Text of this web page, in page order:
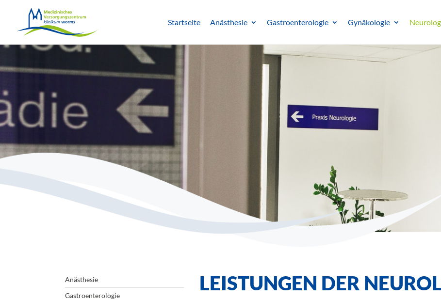
Startseite Anästhesie Gastroenterologie Gynäkologie
Anästhesie
Gastroenterologie
LEISTUNGEN DER